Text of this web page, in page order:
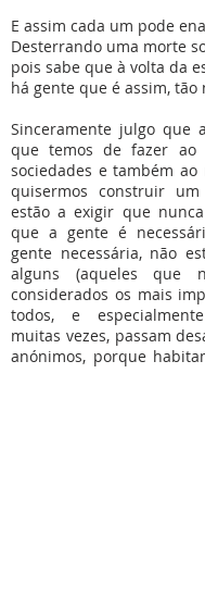
E assim cada um pode
Desterrando uma morte
pois sabe que à volta da
há gente que é assim, tão
Sinceramente julgo que
que temos de fazer ao
sociedades e também
quisermos construir
estão a exigir que
que a gente é
gente necessária, não
alguns (aqueles que
considerados os mais
todos, e
muitas vezes, passam
anónimos, porque